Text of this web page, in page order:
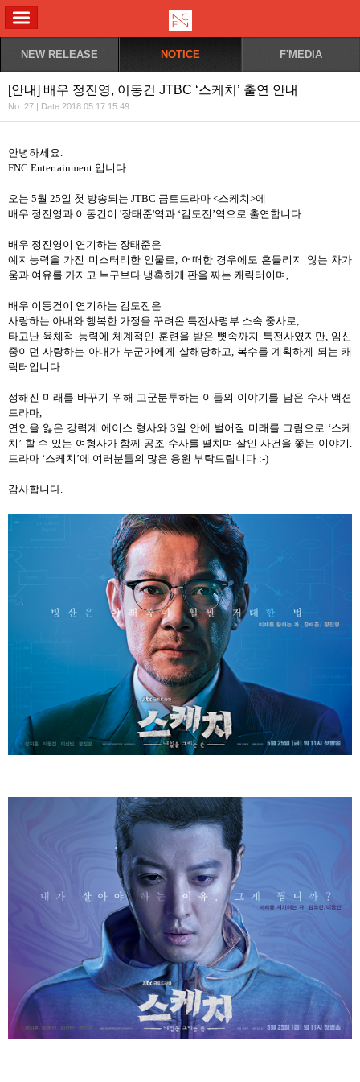
NEW RELEASE NOTICE F'MEDIA
[안내] 배우 정진영, 이동건 JTBC ‘스케치’ 출연 안내
No. 27 | Date 2018.05.17 15:49
안녕하세요.
FNC Entertainment 입니다.
오는 5월 25일 첫 방송되는 JTBC 금토드라마 <스케치>에
배우 정진영과 이동건이 '장태준'역과 ‘김도진’역으로 출연합니다.
배우 정진영이 연기하는 장태준은
예지능력을 가진 미스터리한 인물로, 어떠한 경우에도 흔들리지 않는 차가
움과 여유를 가지고 누구보다 냉혹하게 판을 짜는 캐릭터이며,
배우 이동건이 연기하는 김도진은
사랑하는 아내와 행복한 가정을 꾸려온 특전사령부 소속 중사로,
타고난 육체적 능력에 체계적인 훈련을 받은 뼛속까지 특전사였지만, 임신
중이던 사랑하는 아내가 누군가에게 살해당하고, 복수를 계획하게 되는 캐
릭터입니다.
정해진 미래를 바꾸기 위해 고군분투하는 이들의 이야기를 담은 수사 액션
드라마,
연인을 잃은 강력계 에이스 형사와 3일 안에 벌어질 미래를 그림으로 ‘스케
치 ’ 할 수 있는 여형사가 함께 공조 수사를 펼치며 살인 사건을 쫓는 이야기 .
드라마 ‘스케치 ’에 여러분들의 많은 응원 부탁드립니다 :-)
감사합니다.